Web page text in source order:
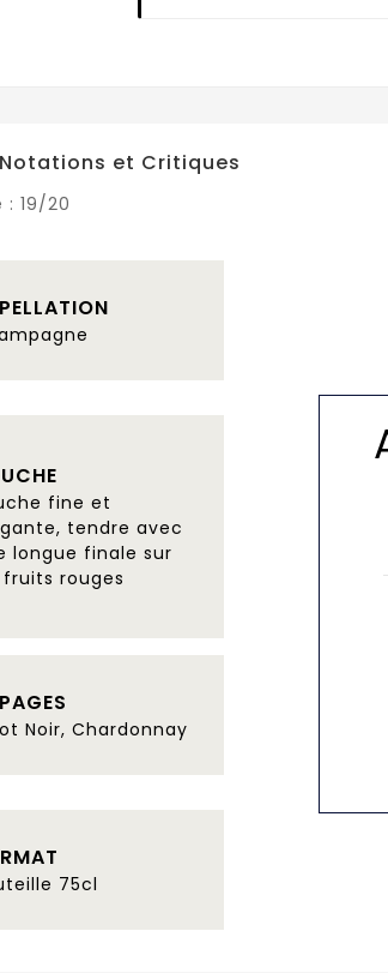
Notations et Critiques
:19/20
fine et
tendre avec
longue finale sur
fruits rouges
Noir, Chardonnay
75cl